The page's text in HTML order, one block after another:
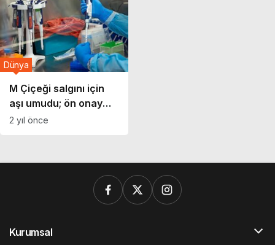
M Çiçeği salgını için
aşı umudu; ön onay
geldi!
Dünya
2 yıl önce
Kurumsal